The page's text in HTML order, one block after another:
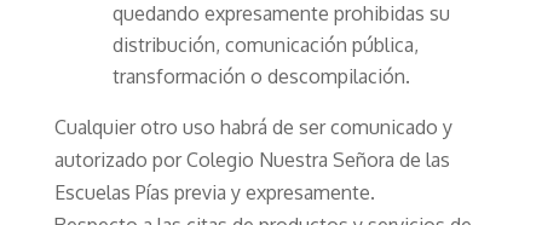
quedando expresamente prohibidas su
distribución, comunicación pública,
transformación o descompilación.
Cualquier otro uso habrá de ser comunicado y
autorizado por Colegio Nuestra Señora de las
Escuelas Pías previa y expresamente.